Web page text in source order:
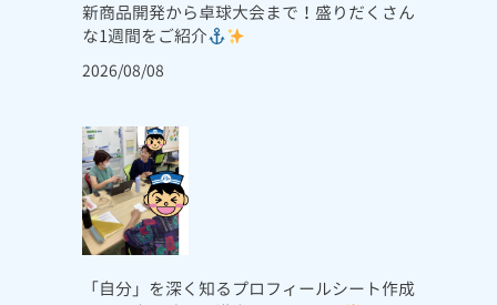
新商品開発から卓球大会まで！盛りだくさん
な1週間をご紹介
2026/08/08
「自分」を深く知るプロフィールシート作成